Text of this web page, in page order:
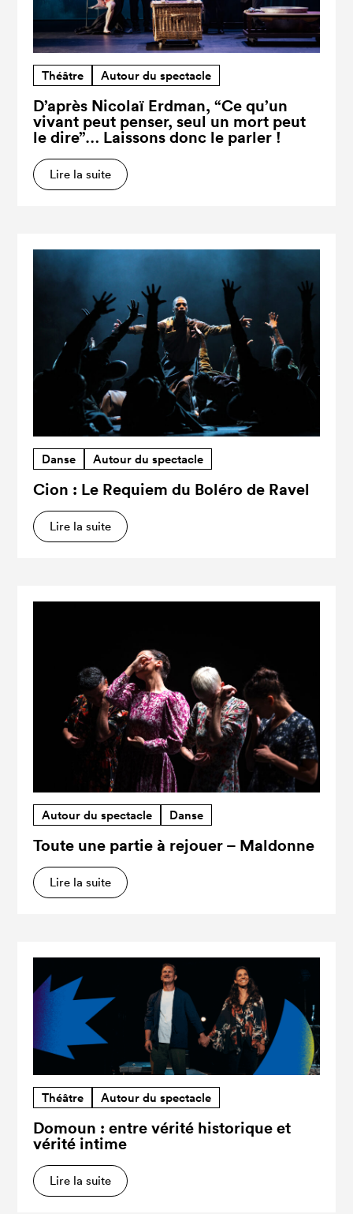
Théâtre Autour du spectacle
D’après Nicolaï Erdman, “Ce qu’un
vivant peut penser, seul un mort peut
le dire”… Laissons donc le parler !
Lire la suite
Danse Autour du spectacle
Cion : Le Requiem du Boléro de Ravel
Lire la suite
Autour du spectacle Danse
Toute une partie à rejouer – Maldonne
Lire la suite
Théâtre Autour du spectacle
Domoun : entre vérité historique et
vérité intime
Lire la suite